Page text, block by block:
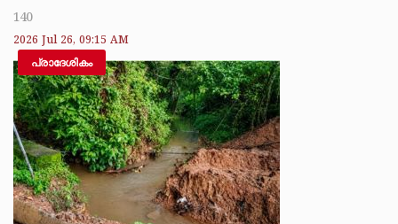
140
2026 Jul 26, 09:15 AM
പ്രാദേശികം